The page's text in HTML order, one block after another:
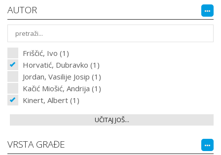
AUTOR
Friščić, Ivo (1)
Horvatić, Dubravko (1)
Jordan, Vasilije Josip (1)
Kačić Miošić, Andrija (1)
Kinert, Albert (1)
UČITAJ JOŠ...
VRSTA GRAĐE